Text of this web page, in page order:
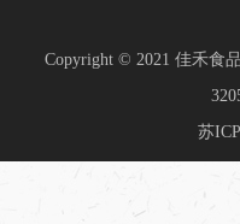
Copyright © 2021 佳禾食
苏